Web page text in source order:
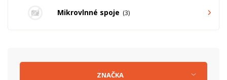
Mikrovlnné spoje 3
ZNAČKA